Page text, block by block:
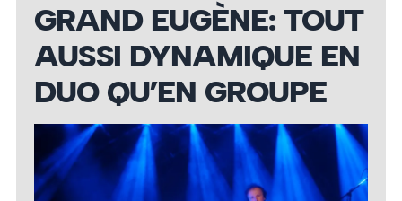
GRAND EUGÈNE: TOUT
AUSSI DYNAMIQUE EN
DUO QU’EN GROUPE